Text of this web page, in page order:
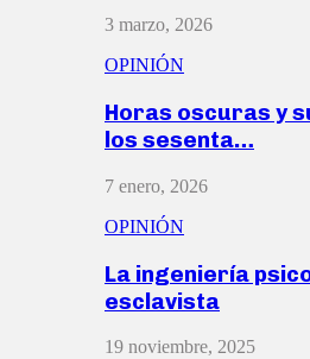
3 marzo, 2026
OPINIÓN
Horas oscuras y
los sesenta…
7 enero, 2026
OPINIÓN
La ingeniería
esclavista
19 noviembre, 2025